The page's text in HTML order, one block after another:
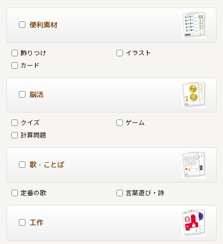
便利素材
飾りつけ
イラスト
カード
脳活
クイズ
ゲーム
計算問題
歌・ことば
定番の歌 言葉遊び・詩
工作